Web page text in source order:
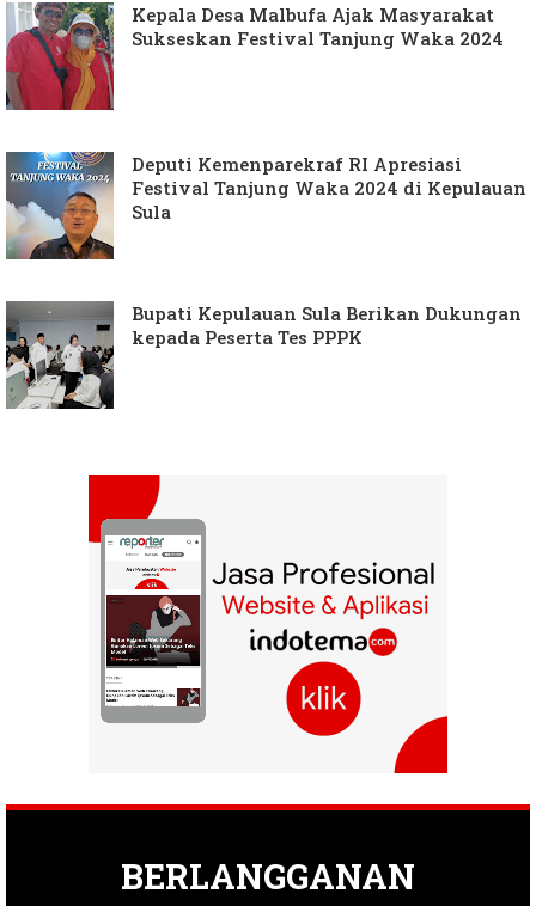
Kepala Desa Malbufa Ajak Masyarakat
Sukseskan Festival Tanjung Waka 2024
Deputi Kemenparekraf RI Apresiasi
Festival Tanjung Waka 2024 di Kepulauan
Sula
Bupati Kepulauan Sula Berikan Dukungan
kepada Peserta Tes PPPK
BERLANGGANAN